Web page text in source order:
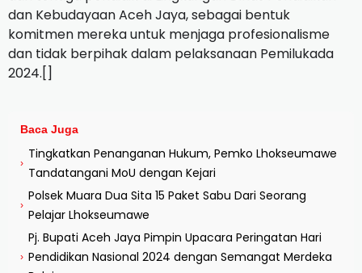
dan Kebudayaan Aceh Jaya, sebagai bentuk
komitmen mereka untuk menjaga profesionalisme
dan tidak berpihak dalam pelaksanaan Pemilukada
2024.[]
Baca Juga
›
Tingkatkan Penanganan Hukum, Pemko Lhokseumawe
Tandatangani MoU dengan Kejari
›
Polsek Muara Dua Sita 15 Paket Sabu Dari Seorang
Pelajar Lhokseumawe
›
Pj. Bupati Aceh Jaya Pimpin Upacara Peringatan Hari
Pendidikan Nasional 2024 dengan Semangat Merdeka